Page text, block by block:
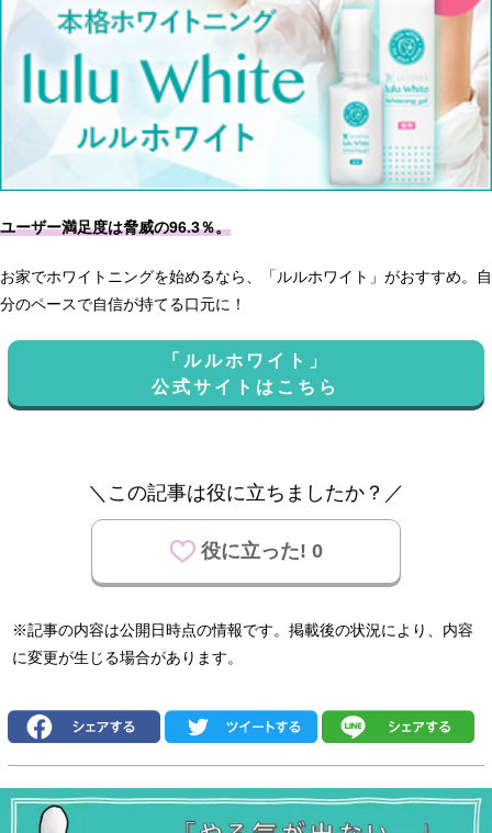
ユーザー満足度は脅威の96.3％。
お家でホワイトニングを始めるなら、「ルルホワイト」がおすすめ。自
分のペースで自信が持てる口元に！
「ルルホワイト」
公式サイトはこちら
＼この記事は役に立ちましたか？／
役に立った! 0
※記事の内容は公開日時点の情報です。掲載後の状況により、内容
に変更が生じる場合があります。